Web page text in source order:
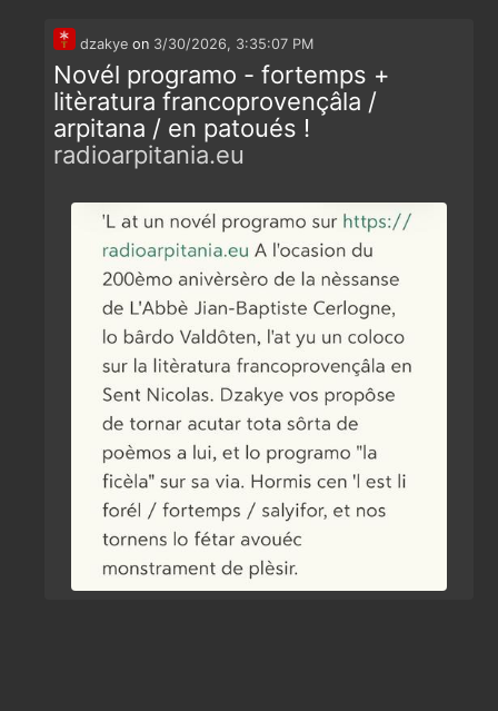
dzakye on 3/30/2026, 3:35:07 PM
Novél programo - fortemps +
litèratura francoprovençâla /
arpitana / en patoués !
radioarpitania.eu